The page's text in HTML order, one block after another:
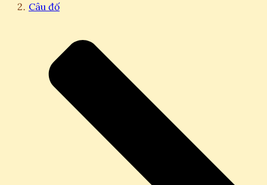
Câu đố